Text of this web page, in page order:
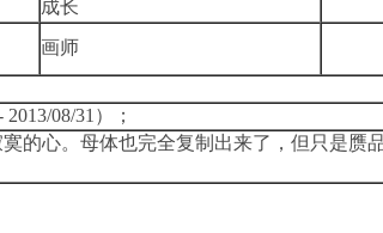
成长
画师
08/31）；
的心。母体也完全复制出来了，但只是赝